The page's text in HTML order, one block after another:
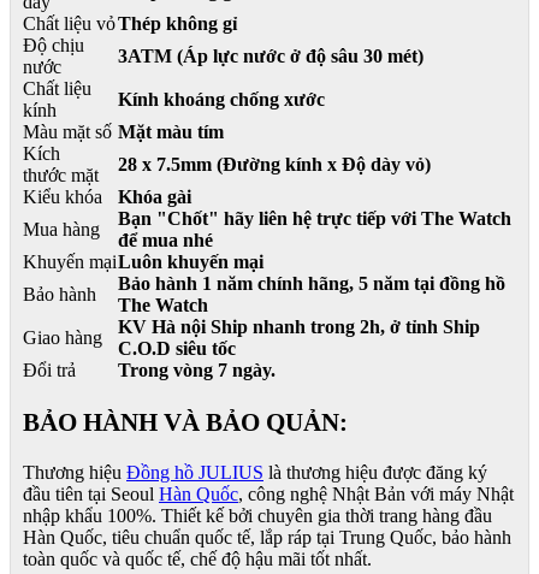
Chất liệu vỏThép không gỉ
Độ chịu
nước
3ATM (Áp lực nước ở độ sâu 30 mét)
Chất liệu
kính
Kính khoáng chống xước
Màu mặt số Mặt màu tím
Kích
thước mặt
28 x 7.5mm (Đường kính x Độ dày vỏ)
Kiểu khóa
Khóa gài
Mua hàng
Bạn "Chốt" hãy liên hệ trực tiếp với The Watch
để mua nhé
Khuyến mạiLuôn khuyến mại
Bảo hành
Bảo hành 1 năm chính hãng, 5 năm tại đồng hồ
The Watch
Giao hàng
KV Hà nội Ship nhanh trong 2h, ở tỉnh Ship
C.O.D siêu tốc
Đổi trả
Trong vòng 7 ngày.
BẢO HÀNH VÀ BẢO QUẢN:
Thương hiệu Đồng hồ JULIUS là thương hiệu được đăng ký
đầu tiên tại Seoul Hàn Quốc, công nghệ Nhật Bản với máy Nhật
nhập khẩu 100%. Thiết kế bởi chuyên gia thời trang hàng đầu
Hàn Quốc, tiêu chuẩn quốc tế, lắp ráp tại Trung Quốc, bảo hành
toàn quốc và quốc tế, chế độ hậu mãi tốt nhất.